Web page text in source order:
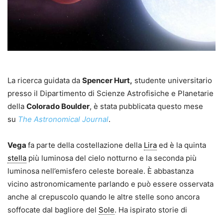
La ricerca guidata da Spencer Hurt, studente universitario
presso il Dipartimento di Scienze Astrofisiche e Planetarie
della Colorado Boulder, è stata pubblicata questo mese
su The Astronomical Journal.
Vega fa parte della costellazione della Lira ed è la quinta
stella più luminosa del cielo notturno e la seconda più
luminosa nell’emisfero celeste boreale. È abbastanza
vicino astronomicamente parlando e può essere osservata
anche al crepuscolo quando le altre stelle sono ancora
soffocate dal bagliore del Sole. Ha ispirato storie di